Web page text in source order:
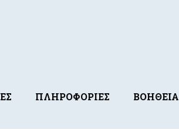
ΠΛΗΡΟΦΟΡΙΕΣ ΒΟΗΘΕΙΑ